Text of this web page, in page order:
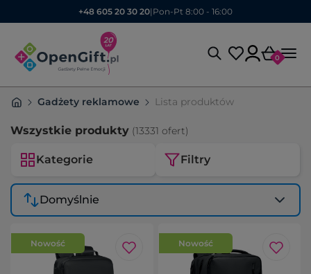
+48 605 20 30 20| Pon-Pt 8:00 - 16:00
0
Gadżety reklamowe Lista produktów
Wszystkie produkty (13331 ofert)
Kategorie Filtry
Domyślnie
Nowość Nowość